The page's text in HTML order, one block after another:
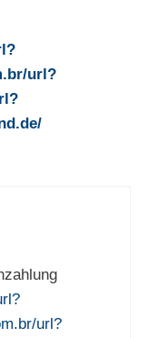
url?
url?